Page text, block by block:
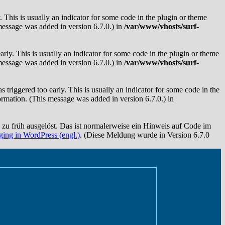
is usually an indicator for some code in the plugin or theme
was added in version 6.7.0.) in /var/www/vhosts/surf-
This is usually an indicator for some code in the plugin or theme
was added in version 6.7.0.) in /var/www/vhosts/surf-
triggered too early. This is usually an indicator for some code in the
(This message was added in version 6.7.0.) in
früh ausgelöst. Das ist normalerweise ein Hinweis auf Code im
in WordPress (engl.). (Diese Meldung wurde in Version 6.7.0